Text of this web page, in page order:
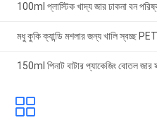
100ml প্লাস্টিক খাদ্য জার ঢাকনা বন
মধু কুকি ক্যান্ডি মশলার জন্য খালি স্বচ্ছ
150ml পিনাট বাটার প্যাকেজিং বোতল জার